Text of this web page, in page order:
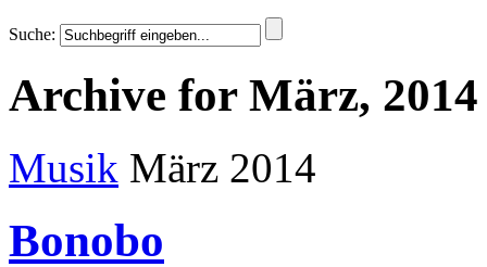
Suche:
Archive for März, 2014
Musik März 2014
Bonobo